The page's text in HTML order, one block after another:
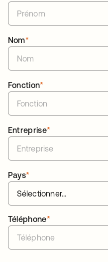
*
Nom
*
Fonction
*
Entreprise
*
Pays
*
Téléphone